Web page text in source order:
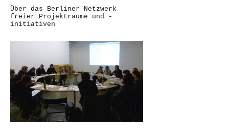
Über das Berliner Netzwerk
freier Projekträume und -
initiativen